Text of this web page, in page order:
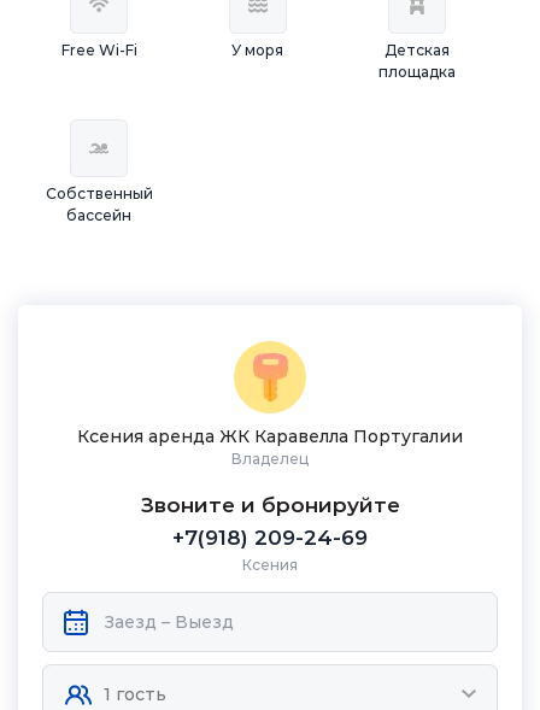
Free Wi-Fi У моря
Детская
площадка
Собственный
бассейн
Ксения аренда ЖК Каравелла Португалии
Владелец
Звоните и бронируйте
+7(918) 209-24-69
Ксения